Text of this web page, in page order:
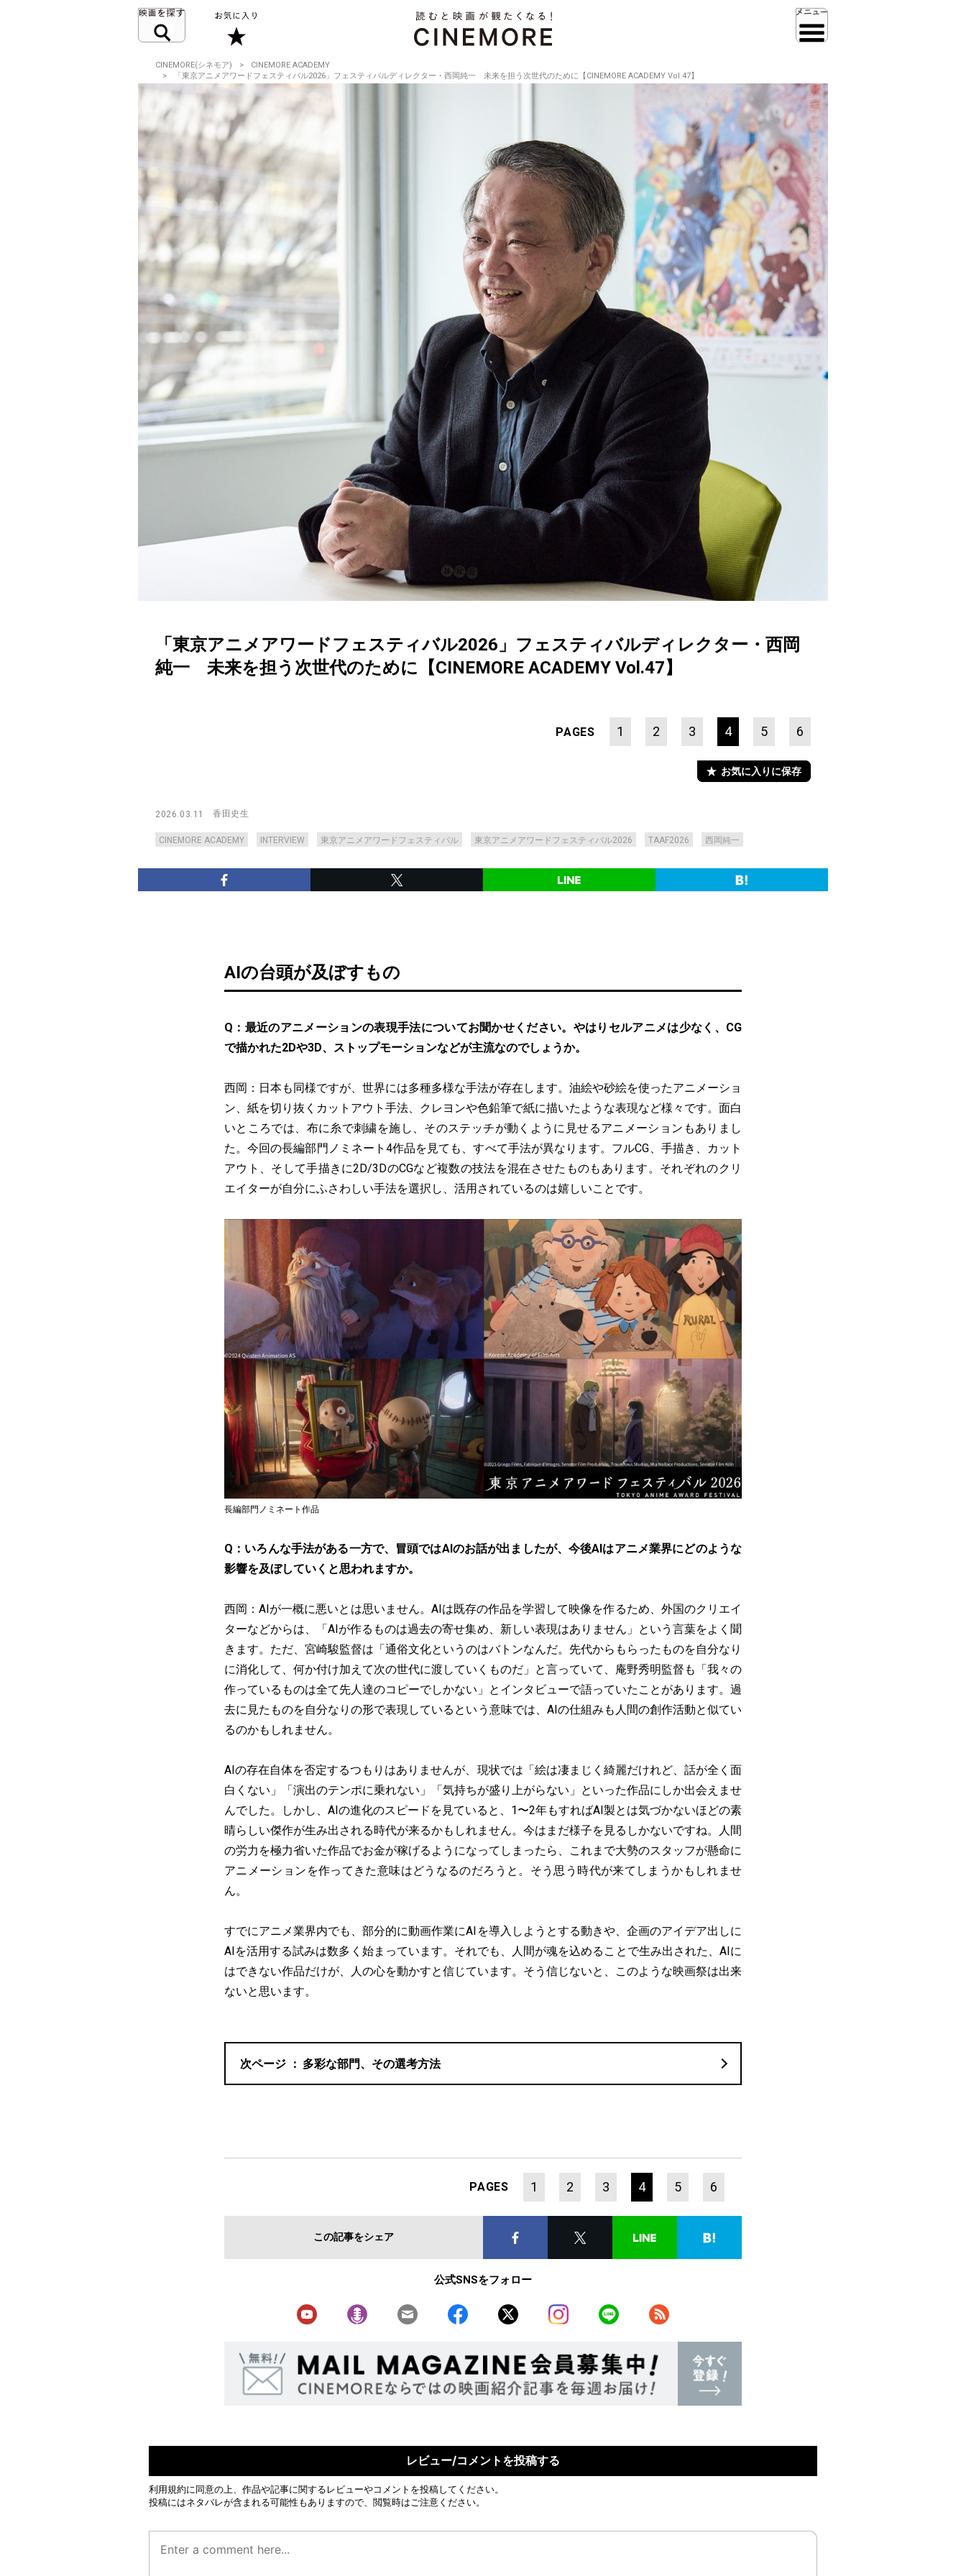
CINEMORE(シネモア)
CINEMORE ACADEMY
「東京アニメアワードフェスティバル2026」フェスティバルディレクター・西岡純一 未来を担う次世代のために【CINEMORE ACADEMY Vol.47】
「東京アニメアワードフェスティバル2026」フェスティバルディレクター・西岡
純一 未来を担う次世代のために【CINEMORE ACADEMY Vol.47】
PAGES 1 2 3 4 5 6
お気に入りに保存
2026.03.11 香田史生
CINEMORE ACADEMY INTERVIEW 東京アニメアワードフェスティバル 東京アニメアワードフェスティバル2026 TAAF2026 西岡純一
AIの台頭が及ぼすもの
Q：最近のアニメーションの表現手法についてお聞かせください。やはりセルアニメは少なく、CG
で描かれた2Dや3D、ストップモーションなどが主流なのでしょうか。
西岡：日本も同様ですが、世界には多種多様な手法が存在します。油絵や砂絵を使ったアニメーショ
ン、紙を切り抜くカットアウト手法、クレヨンや色鉛筆で紙に描いたような表現など様々です。面白
いところでは、布に糸で刺繍を施し、そのステッチが動くように見せるアニメーションもありまし
た。今回の長編部門ノミネート4作品を見ても、すべて手法が異なります。フルCG、手描き、カット
アウト、そして手描きに2D/3DのCGなど複数の技法を混在させたものもあります。それぞれのクリ
エイターが自分にふさわしい手法を選択し、活用されているのは嬉しいことです。
長編部門ノミネート作品
Q：いろんな手法がある一方で、冒頭ではAIのお話が出ましたが、今後AIはアニメ業界にどのような
影響を及ぼしていくと思われますか。
西岡：AIが一概に悪いとは思いません。AIは既存の作品を学習して映像を作るため、外国のクリエイ
ターなどからは、「AIが作るものは過去の寄せ集め、新しい表現はありません」という言葉をよく聞
きます。ただ、宮崎駿監督は「通俗文化というのはバトンなんだ。先代からもらったものを自分なり
に消化して、何か付け加えて次の世代に渡していくものだ」と言っていて、庵野秀明監督も「我々の
作っているものは全て先人達のコピーでしかない」とインタビューで語っていたことがあります。過
去に見たものを自分なりの形で表現しているという意味では、AIの仕組みも人間の創作活動と似てい
るのかもしれません。
AIの存在自体を否定するつもりはありませんが、現状では「絵は凄まじく綺麗だけれど、話が全く面
白くない」「演出のテンポに乗れない」「気持ちが盛り上がらない」といった作品にしか出会えませ
んでした。しかし、AIの進化のスピードを見ていると、1〜2年もすればAI製とは気づかないほどの素
晴らしい傑作が生み出される時代が来るかもしれません。今はまだ様子を見るしかないですね。人間
の労力を極力省いた作品でお金が稼げるようになってしまったら、これまで大勢のスタッフが懸命に
アニメーションを作ってきた意味はどうなるのだろうと。そう思う時代が来てしまうかもしれませ
ん。
すでにアニメ業界内でも、部分的に動画作業にAIを導入しようとする動きや、企画のアイデア出しに
AIを活用する試みは数多く始まっています。それでも、人間が魂を込めることで生み出された、AIに
はできない作品だけが、人の心を動かすと信じています。そう信じないと、このような映画祭は出来
ないと思います。
多彩な部門、その選考方法
PAGES 1 2 3 4 5 6
この記事をシェア
公式SNSをフォロー
レビュー/コメントを投稿する
利用規約に同意の上、作品や記事に関するレビューやコメントを投稿してください。
投稿にはネタバレが含まれる可能性もありますので、閲覧時はご注意ください。